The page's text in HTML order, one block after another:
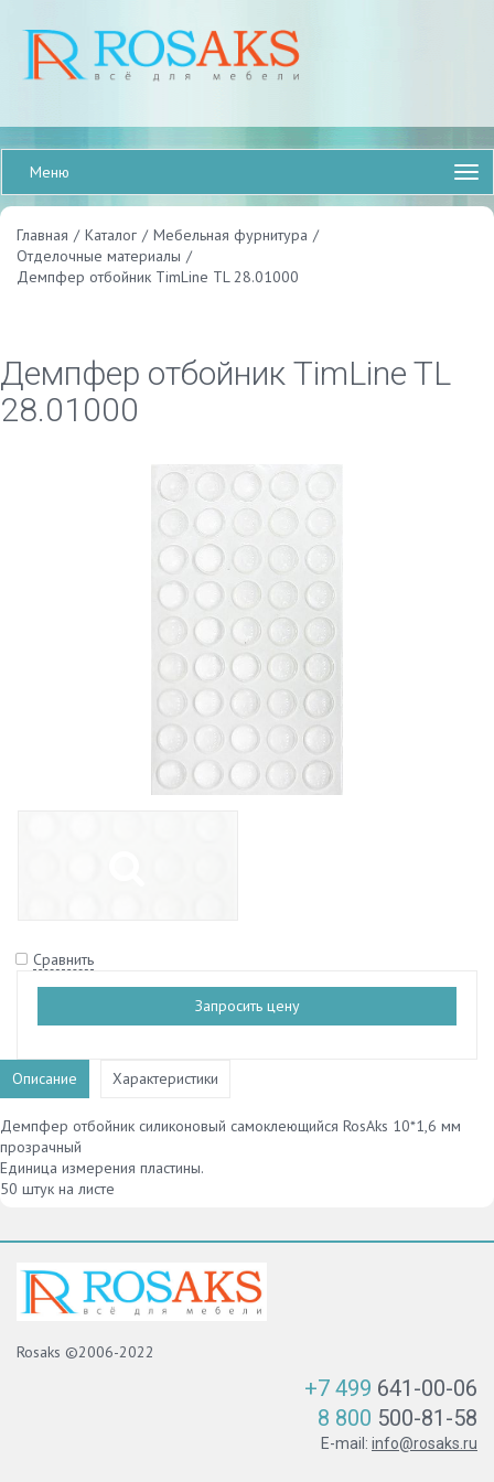
Меню
Главная / Каталог / Мебельная фурнитура /
Отделочные материалы /
Демпфер отбойник TimLine TL 28.01000
Демпфер отбойник TimLine TL
28.01000
Сравнить
Запросить цену
Описание Характеристики
Демпфер отбойник силиконовый самоклеющийся RosAks 10*1,6 мм
прозрачный
Единица измерения пластины.
50 штук на листе
Rosaks ©2006-2022
+7 499 641-00-06
8 800 500-81-58
E-mail: info@rosaks.ru